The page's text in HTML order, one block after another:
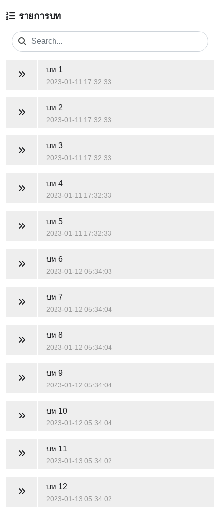
รายการบท
บท 1
2023-01-11 17:32:33
บท 2
2023-01-11 17:32:33
บท 3
2023-01-11 17:32:33
บท 4
2023-01-11 17:32:33
บท 5
2023-01-11 17:32:33
บท 6
2023-01-12 05:34:03
บท 7
2023-01-12 05:34:04
บท 8
2023-01-12 05:34:04
บท 9
2023-01-12 05:34:04
บท 10
2023-01-12 05:34:04
บท 11
2023-01-13 05:34:02
บท 12
2023-01-13 05:34:02